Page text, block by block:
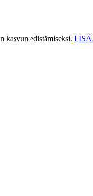
kasvun edistämiseksi.